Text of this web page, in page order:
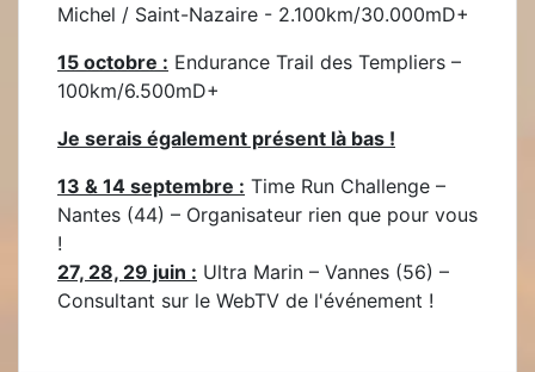
Michel / Saint-Nazaire - 2.100km/30.000mD+
15 octobre : Endurance Trail des Templiers –
100km/6.500mD+
Je serais également présent là bas !
13 & 14 septembre : Time Run Challenge –
Nantes (44) – Organisateur rien que pour vous
!
27, 28, 29 juin : Ultra Marin – Vannes (56) –
Consultant sur le WebTV de l'événement !